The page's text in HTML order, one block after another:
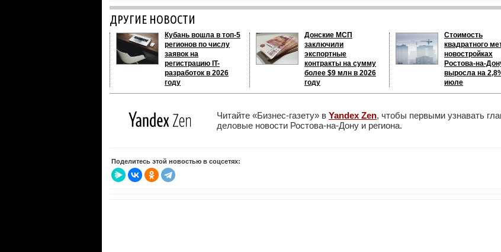
ДРУГИЕ НОВОСТИ
Кубань вошла в топ-5
регионов по числу
заявок на
регистрацию IT-
разработок в 2026
году
Донские МСП
заключили
экспортные
контракты на сумму
более $9 млн в 2026
году
Стоимость
квадратного
новостройках
Ростова-на-
выросла на
июле
Читайте «Бизнес-газету» в Yandex Zen, чтобы первыми узнавать
деловые новости Ростова-на-Дону и региона.
Поделитесь этой новостью в соцсетях: